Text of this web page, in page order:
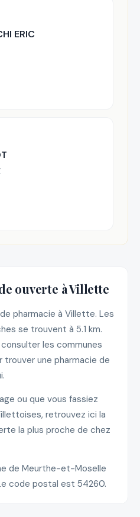
ERIC
ouverte à Villette
pharmacie à Villette. Les
se trouvent à 5.1 km.
les communes
une pharmacie de
ou que vous fassiez
retrouvez ici la
la plus proche de chez
de Meurthe-et-Moselle
code postal est 54260.